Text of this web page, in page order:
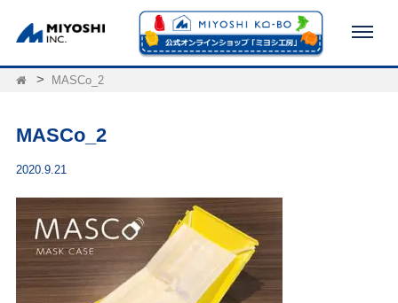
MASCo_2
MASCo_2
2020.9.21